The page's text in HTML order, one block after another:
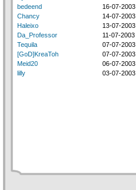
bedeend
16-07-2003
Chancy
14-07-2003
Haleixo
13-07-2003
Da_Professor
11-07-2003
Tequila
07-07-2003
[GoD]KreaToh
07-07-2003
Meid20
06-07-2003
lilly
03-07-2003